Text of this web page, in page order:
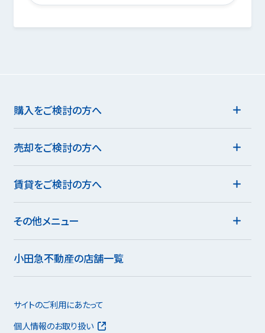
購入をご検討の方へ
売却をご検討の方へ
賃貸をご検討の方へ
その他メニュー
小田急不動産の店舗一覧
サイトのご利用にあたって
個人情報のお取り扱い